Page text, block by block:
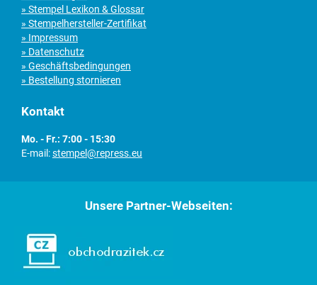
» Stempel Lexikon & Glossar
» Stempelhersteller-Zertifikat
» Impressum
» Datenschutz
» Geschäftsbedingungen
» Bestellung stornieren
Kontakt
Mo. - Fr.: 7:00 - 15:30
E-mail:stempel@repress.eu
Unsere Partner-Webseiten: